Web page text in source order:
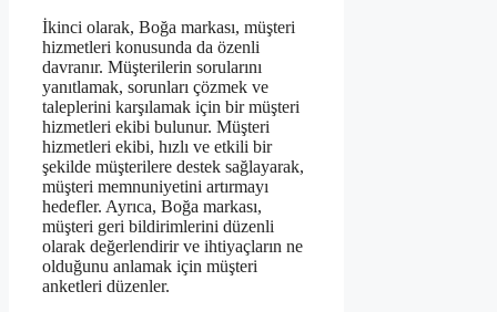
İkinci olarak, Boğa markası, müşteri
hizmetleri konusunda da özenli
davranır. Müşterilerin sorularını
yanıtlamak, sorunları çözmek ve
taleplerini karşılamak için bir müşteri
hizmetleri ekibi bulunur. Müşteri
hizmetleri ekibi, hızlı ve etkili bir
şekilde müşterilere destek sağlayarak,
müşteri memnuniyetini artırmayı
hedefler. Ayrıca, Boğa markası,
müşteri geri bildirimlerini düzenli
olarak değerlendirir ve ihtiyaçların ne
olduğunu anlamak için müşteri
anketleri düzenler.